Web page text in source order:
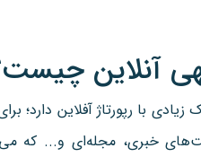
آنلاین
زیادی با رپورتاژ آفلاین
خبری، مجله‌ای و... که می